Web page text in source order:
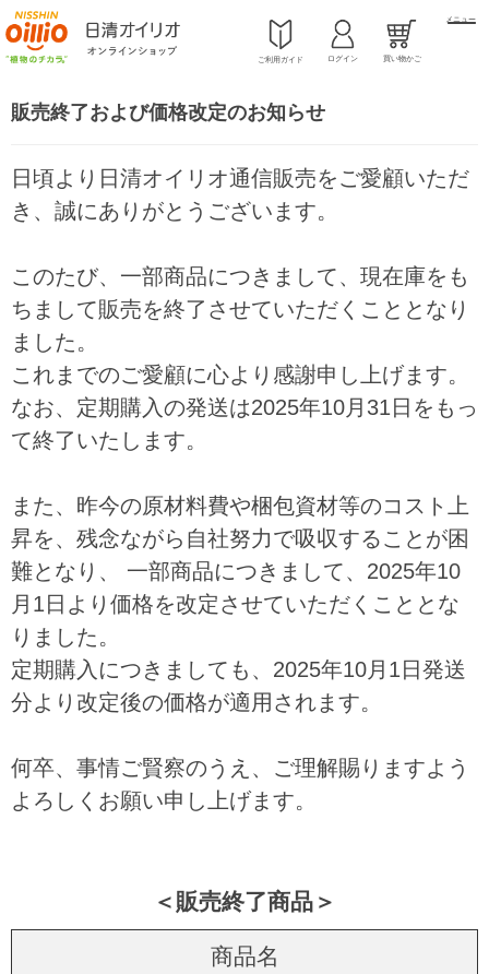
ご利用ガイド ログイン 買い物かご
メニュー
販売終了および価格改定のお知らせ
日頃より日清オイリオ通信販売をご愛顧いただ
き、誠にありがとうございます。
このたび、一部商品につきまして、現在庫をも
ちまして販売を終了させていただくこととなり
ました。
これまでのご愛顧に心より感謝申し上げます。
なお、定期購入の発送は2025年10月31日をもっ
て終了いたします。
また、昨今の原材料費や梱包資材等のコスト上
昇を、残念ながら自社努力で吸収することが困
難となり、 一部商品につきまして、2025年10
月1日より価格を改定させていただくこととな
りました。
定期購入につきましても、2025年10月1日発送
分より改定後の価格が適用されます。
何卒、事情ご賢察のうえ、ご理解賜りますよう
よろしくお願い申し上げます。
＜販売終了商品＞
商品名